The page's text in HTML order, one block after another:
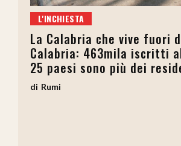
L'INCHIESTA
La Calabria che vive fuori
Calabria: 463mila iscritti
25 paesi sono più dei
Rumi